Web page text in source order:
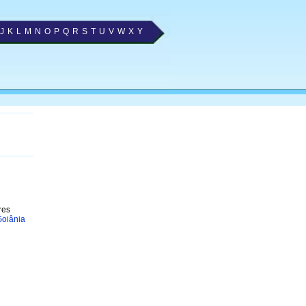
J K L M N O P Q R S T U V W X Y